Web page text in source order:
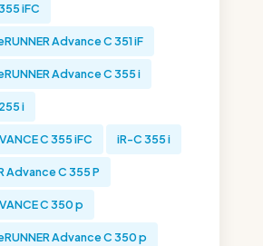
iFC
Advance C 351 iF
Advance C 355 i
i
C 355 iFC iR-C 355 i
Advance C 355 P
C 350 p
Advance C 350 p